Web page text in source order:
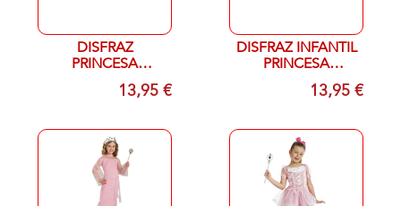
DISFRAZ
PRINCESA
LAVANDA T L 10-
11 AÑOS13,95 €
DISFRAZ INFANTIL
PRINCESA
LAVANDA T M 7-8
13,95 €